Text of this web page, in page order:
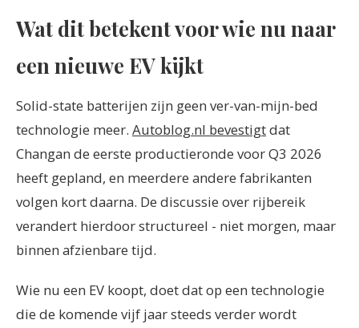
Wat dit betekent voor wie nu naar
een nieuwe EV kijkt
Solid-state batterijen zijn geen ver-van-mijn-bed
technologie meer. Autoblog.nl bevestigtdat
Changan de eerste productieronde voor Q3 2026
heeft gepland, en meerdere andere fabrikanten
volgen kort daarna. De discussie over rijbereik
verandert hierdoor structureel - niet morgen, maar
binnen afzienbare tijd.
Wie nu een EV koopt, doet dat op een technologie
die de komende vijf jaar steeds verder wordt